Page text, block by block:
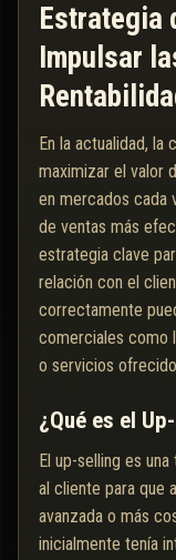
Estrategia
Impulsar
En la actualidad, la
maximizar el valor
en mercados cada
de ventas más
estrategia clave
relación con el
correctamente
comerciales como
o servicios
¿Qué es el
El up-selling es
al cliente para que
avanzada o más
inicialmente tenía